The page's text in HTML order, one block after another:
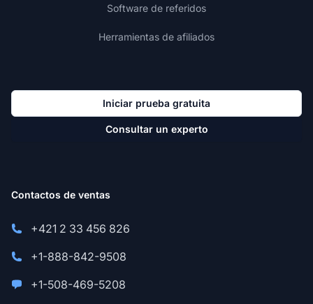
Software de referidos
Herramientas de afiliados
Iniciar prueba gratuita
Consultar un experto
Contactos de ventas
+421 2 33 456 826
+1-888-842-9508
+1-508-469-5208